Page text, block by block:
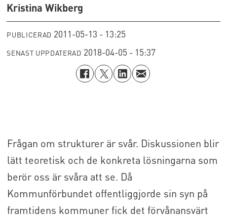
Kristina Wikberg
PUBLICERAD 2011-05-13 - 13:25
SENAST UPPDATERAD 2018-04-05 - 15:37
Frågan om strukturer är svår. Diskussionen blir
lätt teoretisk och de konkreta lösningarna som
berör oss är svåra att se. Då
Kommunförbundet offentliggjorde sin syn på
framtidens kommuner fick det förvånansvärt